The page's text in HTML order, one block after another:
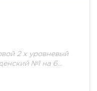
2 х уровневый
№1 на 6